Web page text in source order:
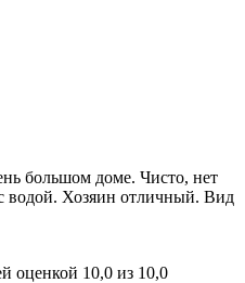
большом доме. Чисто, нет
водой. Хозяин отличный. Вид
оценкой 10,0 из 10,0